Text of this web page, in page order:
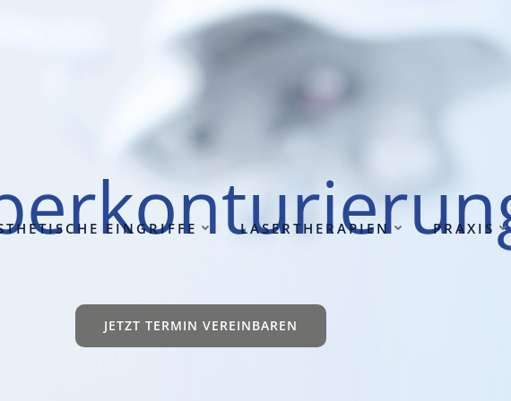
EIN­GRIF­FE LASER­THE­RA­PIEN PRA­XIS
JETZT TER­MIN VER­EIN­BA­REN